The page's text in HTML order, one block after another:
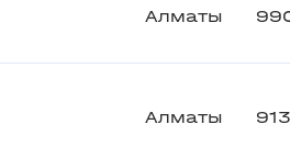
Алматы
Алматы 913